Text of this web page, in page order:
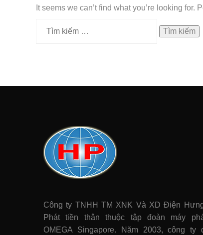
It seems we can’t find what you’re looking for.
Công ty TNHH TM XNK Và XD Điện
Phát tiền thân thuộc tập đoàn máy
OMEGA Singapore. Năm 2003, công ty